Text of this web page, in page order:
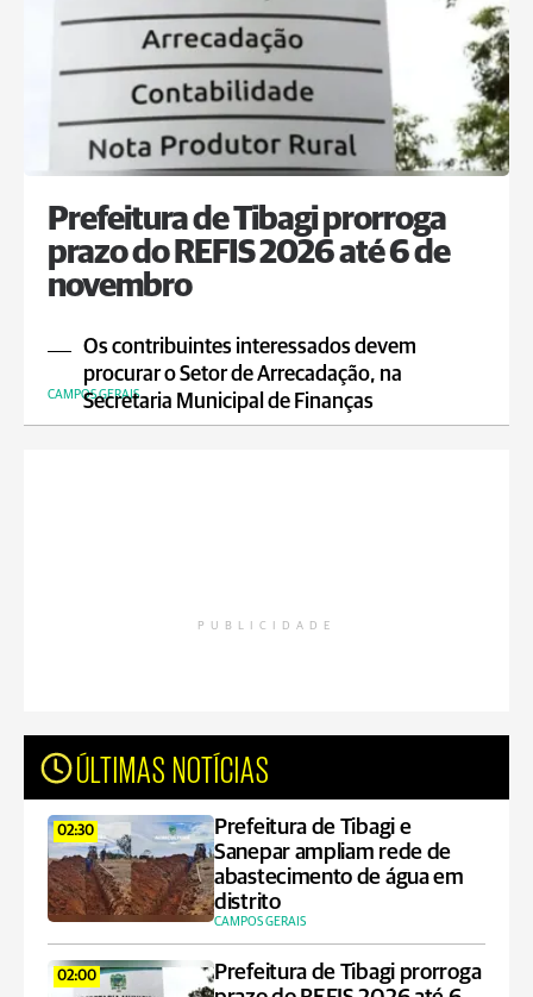
Prefeitura de Tibagi prorroga
prazo do REFIS 2026 até 6 de
novembro
Os contribuintes interessados devem
procurar o Setor de Arrecadação, na
Secretaria Municipal de Finanças
CAMPOS GERAIS
PUBLICIDADE
ÚLTIMAS NOTÍCIAS
02:30
Prefeitura de Tibagi e
Sanepar ampliam rede de
abastecimento de água em
distrito
CAMPOS GERAIS
02:00
Prefeitura de Tibagi prorroga